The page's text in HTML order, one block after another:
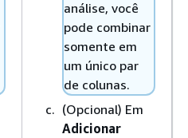
análise, você
pode combinar
somente em
um único par
de colunas.
(Opcional) Em
Adicionar